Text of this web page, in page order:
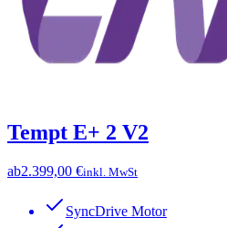
Tempt E+ 2 V2
ab2.399,00 €inkl. MwSt
SyncDrive Motor